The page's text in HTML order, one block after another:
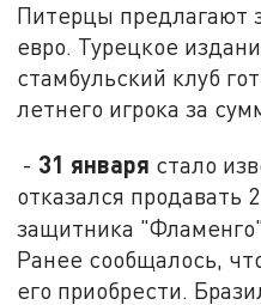
Питерцы предлагают
евро. Турецкое
стамбульский клуб
летнего игрока за
- 31 января стало
отказался продавать
защитника
Ранее сообщалось,
его приобрести.